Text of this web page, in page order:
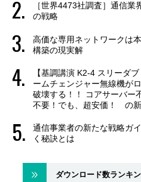
［世界4473社調査］通信
の戦略
高価な専用ネットワークは
構築の現実解
【基調講演 K2-4 スリーダ
ームチェンジャー無線機が
破壊する！！ コアサーバー
不要！でも、超安価！ の
通信事業者の新たな戦略ガ
く秘訣とは
ダウンロード数ランキ